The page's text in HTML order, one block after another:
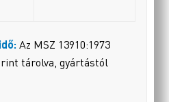
Az MSZ 13910:1973
tárolva, gyártástól